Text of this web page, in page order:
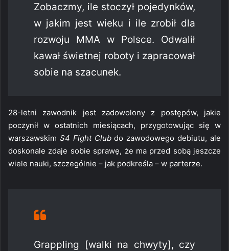
Zobaczmy, ile stoczył pojedynków,
w jakim jest wieku i ile zrobił dla
rozwoju MMA w Polsce. Odwalił
kawał świetnej roboty i zapracował
sobie na szacunek.
28-letni zawodnik jest zadowolony z postępów, jakie
poczynił w ostatnich miesiącach, przygotowując się w
warszawskim S4 Fight Clubdo zawodowego debiutu, ale
doskonale zdaje sobie sprawę, że ma przed sobą jeszcze
wiele nauki, szczególnie – jak podkreśla – w parterze.
Grappling [walki na chwyty], czy